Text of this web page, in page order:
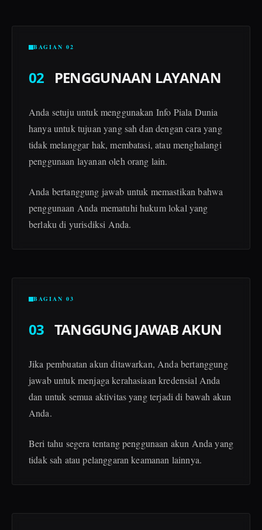
BAGIAN 02
02 PENGGUNAAN LAYANAN
Anda setuju untuk menggunakan Info Piala Dunia
hanya untuk tujuan yang sah dan dengan cara yang
tidak melanggar hak, membatasi, atau menghalangi
penggunaan layanan oleh orang lain.
Anda bertanggung jawab untuk memastikan bahwa
penggunaan Anda mematuhi hukum lokal yang
berlaku di yurisdiksi Anda.
BAGIAN 03
03 TANGGUNG JAWAB AKUN
Jika pembuatan akun ditawarkan, Anda bertanggung
jawab untuk menjaga kerahasiaan kredensial Anda
dan untuk semua aktivitas yang terjadi di bawah akun
Anda.
Beri tahu segera tentang penggunaan akun Anda yang
tidak sah atau pelanggaran keamanan lainnya.